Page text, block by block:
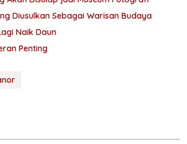
Diusulkan Sebagai Warisan Budaya
Naik Daun
Penting